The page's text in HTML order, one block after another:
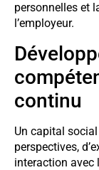
personnelles et
l’employeur.
continu
Un capital
perspectives,
interaction avec